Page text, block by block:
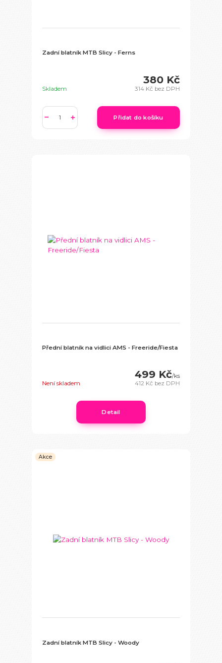
Zadní blatník MTB Slicy - Ferns
380 Kč
314 Kč bez DPH
Skladem
Přidat do košíku
Přední blatník na vidlici AMS - Freeride/Fiesta
499 Kč/ks
412 Kč bez DPH
Není skladem
Detail
Akce
Zadní blatník MTB Slicy - Woody